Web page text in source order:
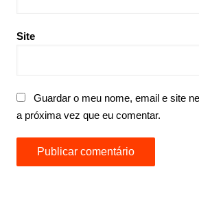
Site
Guardar o meu nome, email e site
a próxima vez que eu comentar.